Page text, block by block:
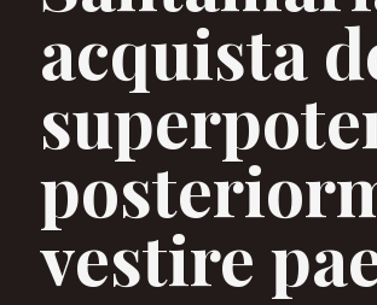
acquista
vestire